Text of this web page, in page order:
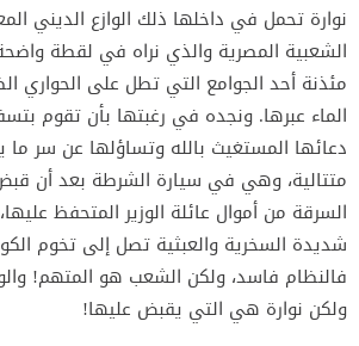
نوارة تحمل في داخلها ذلك الوازع الديني
الشعبية المصرية والذي نراه في لقطة
مئذنة أحد الجوامع التي تطل على الحواري
الماء عبرها. ونجده في رغبتها بأن تقوم
دعائها المستغيث بالله وتساؤلها عن سر
متتالية، وهي في سيارة الشرطة بعد أن
السرقة من أموال عائلة الوزير المتحفظ
شديدة السخرية والعبثية تصل إلى تخوم
فالنظام فاسد، ولكن الشعب هو المتهم!
ولكن نوارة هي التي يقبض عليها!